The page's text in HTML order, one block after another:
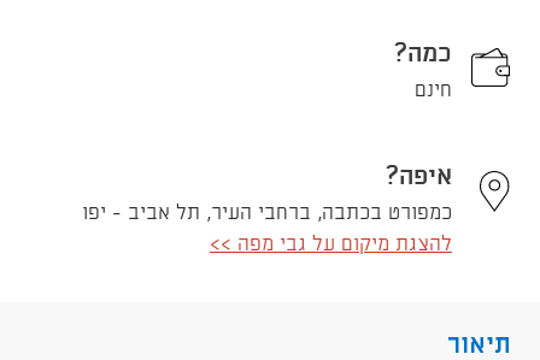
כמה?
חינם
איפה?
כמפורט בכתבה, ברחבי העיר, תל אביב - יפו
להצגת מיקום על גבי מפה >>
תיאור